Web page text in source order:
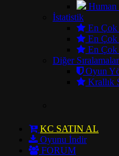
Human
İstatistik
En
En Çok
En Çok
Diğer Sıralamalar
Oyun
Krallık
KC SATIN AL
Oyunu İndir
FORUM